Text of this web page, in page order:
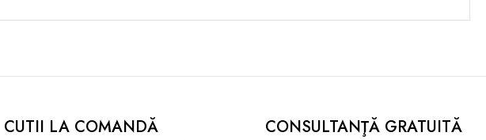
CUTII LA COMANDĂ CONSULTANŢĂ GRATUITĂ